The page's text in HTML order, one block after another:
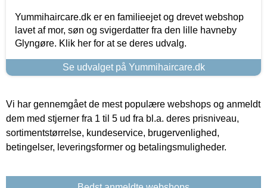
Yummihaircare.dk er en familieejet og drevet webshop
lavet af mor, søn og svigerdatter fra den lille havneby
Glyngøre. Klik her for at se deres udvalg.
Se udvalget på Yummihaircare.dk
Vi har gennemgået de mest populære webshops og anmeldt
dem med stjerner fra 1 til 5 ud fra bl.a. deres prisniveau,
sortimentstørrelse, kundeservice, brugervenlighed,
betingelser, leveringsformer og betalingsmuligheder.